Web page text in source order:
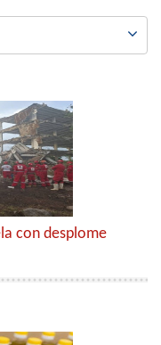

con desplome